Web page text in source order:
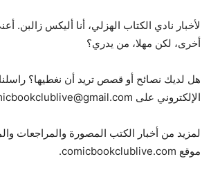
أخرى، لكن مهلا، من يدري؟
هل لديك نصائح أو قصص تريد أن نغطيها؟ راسلنا
الإلكتروني على comicbookclublive@gmail.com.
لمزيد من أخبار الكتب المصورة والمراجعات
موقع comicbookclublive.com.